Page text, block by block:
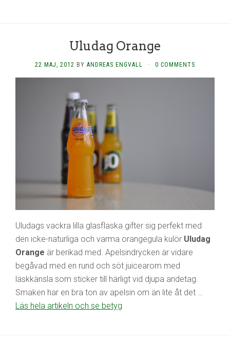
Uludag Orange
22 MAJ, 2012 BY ANDREAS ENGVALL · 0 COMMENTS
Uludags vackra lilla glasflaska gifter sig perfekt med
den icke-naturliga och varma orangegula kulör Uludag
Orange är berikad med. Apelsindrycken är vidare
begåvad med en rund och söt juicearom med
läskkänsla som sticker till härligt vid djupa andetag.
Smaken har en bra ton av apelsin om än lite åt det …
Läs hela artikeln och se betyg